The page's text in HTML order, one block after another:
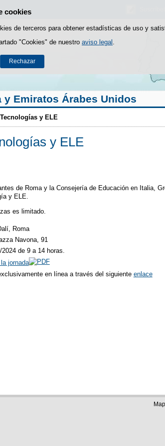
cookies
de terceros para obtener estadísticas de uso y
"Cookies" de nuestro aviso legal
Rechazar
al contenido
y Emiratos Árabes Unidos
y ELE
y ELE
de Roma y la Consejería de Educación en Italia,
y ELE.
es limitado.
Roma
Navona, 91
2024 de 9 a 14 horas.
jornada
en línea a través del siguiente enlace